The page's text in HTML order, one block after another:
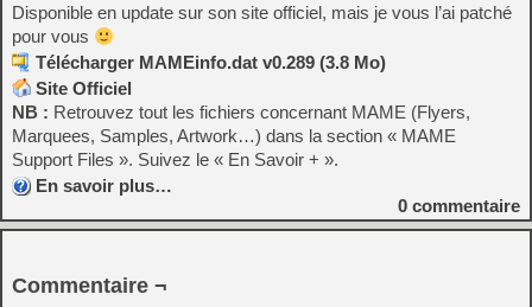
Disponible en update sur son site officiel, mais je vous l’ai patché
pour vous
Télécharger MAMEinfo.dat v0.289 (3.8 Mo)
Site Officiel
NB : Retrouvez tout les fichiers concernant MAME (Flyers,
Marquees, Samples, Artwork…) dans la section « MAME
Support Files ». Suivez le « En Savoir + ».
En savoir plus…
0 commentaire
Commentaire ¬